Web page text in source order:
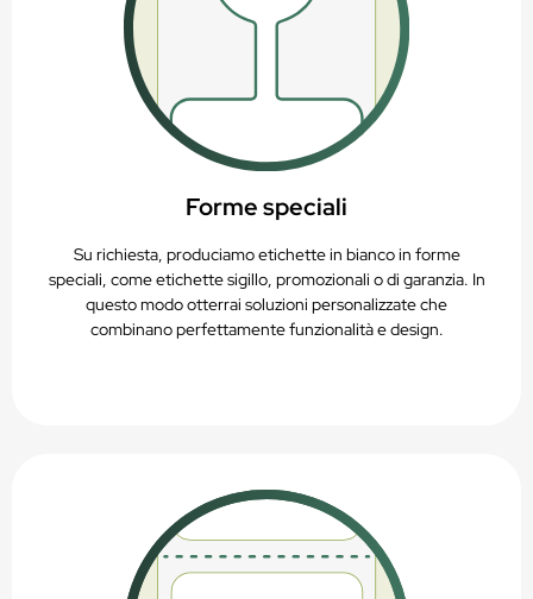
Forme speciali
Su richiesta, produciamo etichette in bianco in forme
speciali, come etichette sigillo, promozionali o di garanzia. In
questo modo otterrai soluzioni personalizzate che
combinano perfettamente funzionalità e design.